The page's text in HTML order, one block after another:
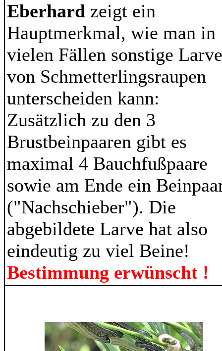
Eberhard zeigt ein
Hauptmerkmal, wie man in
vielen Fällen sonstige
von Schmetterlingsraupen
unterscheiden kann:
Zusätzlich zu den 3
Brustbeinpaaren gibt es
maximal 4 Bauchfußpaare
sowie am Ende ein
("Nachschieber"). Die
abgebildete Larve hat also
eindeutig zu viel Beine!
Bestimmung erwünscht !